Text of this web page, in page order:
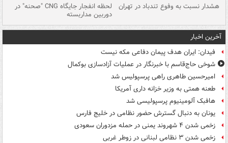
هشدار نسبت به وفوع تندباد در تهران لحظه انفجار جایگاه CNG "صحنه" در
دوربین مداربسته
آخرین اخبار
فیدان: ایران هدف پیمان دفاعی مکه نیست
شوخی حاج‌قاسم با خبرنگار در عملیات آزادسازی بوکمال
امیرحسین طاهری راهی پرسپولیس شد
طعنه همتی به وزیر خزانه داری آمریکا
هافبک آلومینیوم پرسپولیسی شد
یونان به دنبال گسترش حضور نظامی در خلیج فارس
زخمی شدن ۴ شهروند یمنی در حمله مزدوران سعودی
زخمی شدن ۳ نظامی لبنانی در زوطر غربی